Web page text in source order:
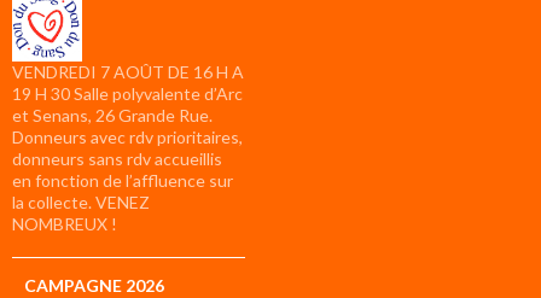
VENDREDI 7 AOÛT DE 16 H A
19 H 30 Salle polyvalente d’Arc
et Senans, 26 Grande Rue.
Donneurs avec rdv prioritaires,
donneurs sans rdv accueillis
en fonction de l’affluence sur
la collecte. VENEZ
NOMBREUX !
CAMPAGNE 2026